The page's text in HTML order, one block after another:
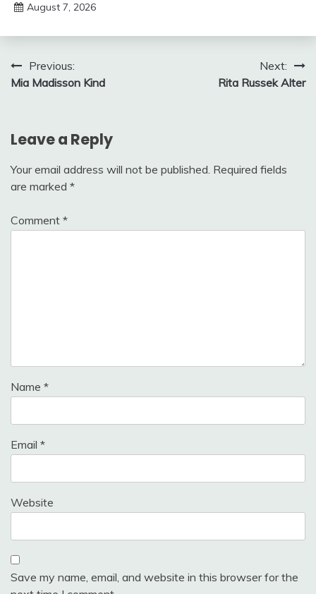
August 7, 2026
Post
navigation
Previous:
Mia Madisson Kind
Next:
Rita Russek Alter
Leave a Reply
Your email address will not be published. Required fields
are marked *
Comment *
Name *
Email *
Website
Save my name, email, and website in this browser for the